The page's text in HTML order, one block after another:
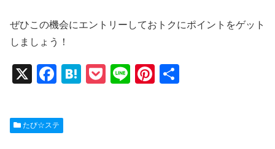
ぜひこの機会にエントリーしておトクにポイントをゲット
しましょう！
X
F
c
e
H
P
Li
Pi
たび☆ステ